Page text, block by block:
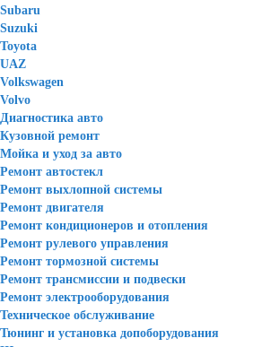
Subaru
Suzuki
Toyota
UAZ
Volkswagen
Volvo
Диагностика авто
Кузовной ремонт
Мойка и уход за авто
Ремонт автостекл
Ремонт выхлопной системы
Ремонт двигателя
Ремонт кондиционеров и отопления
Ремонт рулевого управления
Ремонт тормозной системы
Ремонт трансмиссии и подвески
Ремонт электрооборудования
Техническое обслуживание
Тюнинг и установка допоборудования